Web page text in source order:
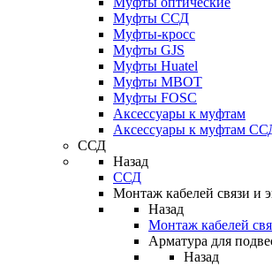
Муфты ССД
Муфты-кросс
Муфты GJS
Муфты Huatel
Муфты МВОТ
Муфты FOSC
Аксессуары к муфтам
Аксессуары к муфтам
ССД
Назад
ССД
Монтаж кабелей связи и
Назад
Монтаж кабелей
Арматура для
Назад